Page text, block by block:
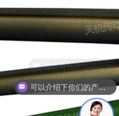
可以介绍下你们的产品么？